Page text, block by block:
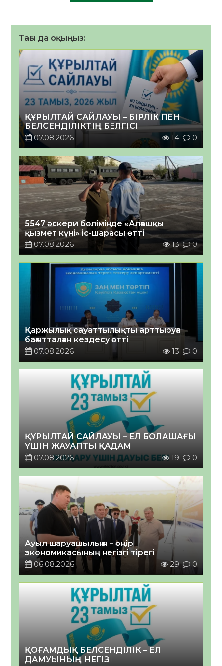
Тағы да оқыңыз:
ҚҰРЫЛТАЙ САЙЛАУЫ – БІРЛІК ПЕН
БЕЛСЕНДІЛІКТІҢ БЕЛГІСІ
07.08.2026
14 0
5547 әскери бөлімінде «Алғашқы
қызмет күні» іс-шарасы өтті
07.08.2026
13 0
Қаржылық сауаттылықты арттыруға
бағытталған кездесу өтті
07.08.2026
13 0
ҚҰРЫЛТАЙ САЙЛАУЫ – ЕЛ БОЛАШАҒЫ
ҮШІН ЖАУАПТЫ ҚАДАМ
07.08.2026
19 0
Ауыл шаруашылығы – өңір
экономикасының негізгі тірегі
06.08.2026
29 0
ҚОҒАМДЫҚ БЕЛСЕНДІЛІК – ЕЛ
ДАМУЫНЫҢ НЕГІЗІ